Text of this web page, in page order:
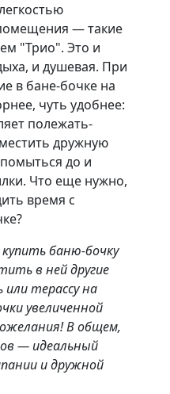
— такие
"Трио". Это и
и душевая. При
в бане-бочке на
чуть удобнее:
полежать-
дружную
до и
Что еще нужно,
время с
баню-бочку
в ней другие
или терассу на
увеличенной
В общем,
— идеальный
и дружной